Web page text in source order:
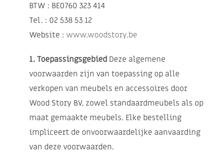
BTW : BE0760 323 414
Tel. : 02 538 53 12
Website : www.woodstory.be
1. Toepassingsgebied Deze algemene
voorwaarden zijn van toepassing op alle
verkopen van meubels en accessoires door
Wood Story BV, zowel standaardmeubels als op
maat gemaakte meubels. Elke bestelling
impliceert de onvoorwaardelijke aanvaarding
van deze voorwaarden.